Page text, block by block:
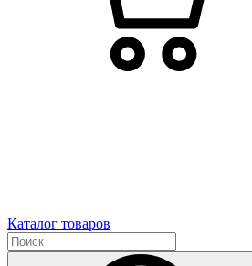
Каталог товаров